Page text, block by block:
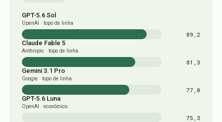
GPT-5.6 Sol
OpenAI · topo de linha
89,2
Claude Fable 5
Anthropic · topo de linha
81,3
Gemini 3.1 Pro
Google · topo de linha
77,0
GPT-5.6 Luna
OpenAI · econômico
75,3